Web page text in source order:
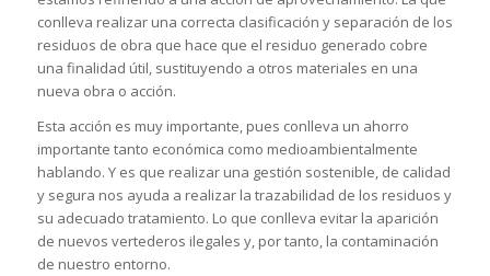
conlleva realizar una correcta clasificación y separación de los
residuos de obra que hace que el residuo generado cobre
una finalidad útil, sustituyendo a otros materiales en una
nueva obra o acción.
Esta acción es muy importante, pues conlleva un ahorro
importante tanto económica como medioambientalmente
hablando. Y es que realizar una gestión sostenible, de calidad
y segura nos ayuda a realizar la trazabilidad de los residuos y
su adecuado tratamiento. Lo que conlleva evitar la aparición
de nuevos vertederos ilegales y, por tanto, la contaminación
de nuestro entorno.